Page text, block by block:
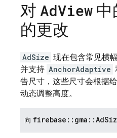
对 AdView 中
的更改
AdSize 现在包含常见横
并支持 AnchorAdaptive
告尺寸，这些尺寸会根据
动态调整高度。
向 firebase :: gma ::Ad